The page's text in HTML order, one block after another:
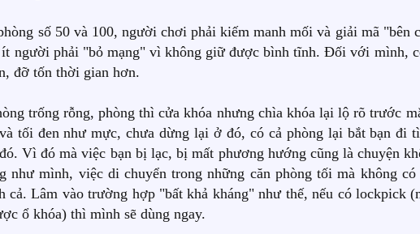
số 50 và 100, người chơi phải kiếm manh mối và giải mã "bên
người phải "bỏ mạng" vì không giữ được bình tĩnh. Đối với mình,
đỡ tốn thời gian hơn.
trống rỗng, phòng thì cửa khóa nhưng chìa khóa lại lộ rõ trước
tối đen như mực, chưa dừng lại ở đó, có cả phòng lại bắt bạn đi
Vì đó mà việc bạn bị lạc, bị mất phương hướng cũng là chuyện
như mình, việc di chuyển trong những căn phòng tối mà không
cả. Lâm vào trường hợp "bất khả kháng" như thế, nếu có lockpick
ổ khóa) thì mình sẽ dùng ngay.